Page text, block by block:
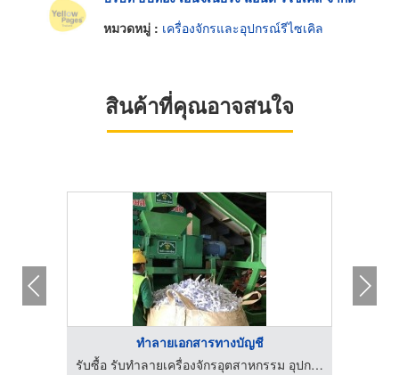
หมวดหมู่ : เครื่องจักรและอุปกรณ์รีไซเคิล
สินค้าที่คุณอาจสนใจ
ทําลายเอกสารทางบัญชี
รับซื้อ รับทำลายเครื่องจักรอุตสาหกรรม อุปกรณ์อิเล็กทรอนิกส์